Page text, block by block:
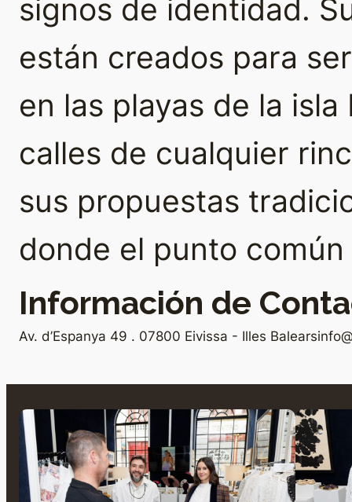
signos de identidad.
están creados para
en las playas de la
calles de cualquier
sus propuestas
donde el punto
Información de
Av. d’Espanya 49 . 07800 Eivissa - Illes Balears